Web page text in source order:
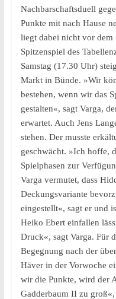
Nachbarschaftsduell
Punkte mit nach Hause
liegt dabei nicht vor dem
Spitzenspiel des
Samstag (17.30 Uhr)
Markt in Bünde. »Wir
bestehen, wenn wir das
gestalten«, sagt Varga,
erwartet. Auch Jens
stehen. Der musste
geschwächt. »Ich hoffe,
Spielphasen zur
Varga vermutet, dass
Deckungsvariante
eingestellt«, sagt er und
Heiko Ebert einfallen
Druck«, sagt Varga. Für
Begegnung nach der
Häver in der Vorwoche
wir die Punkte, wird der
Gadderbaum II zu